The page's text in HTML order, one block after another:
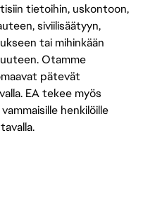
tietoihin, uskontoon,
siviilisäätyyn,
tai mihinkään
Otamme
pätevät
EA tekee myös
henkilöille